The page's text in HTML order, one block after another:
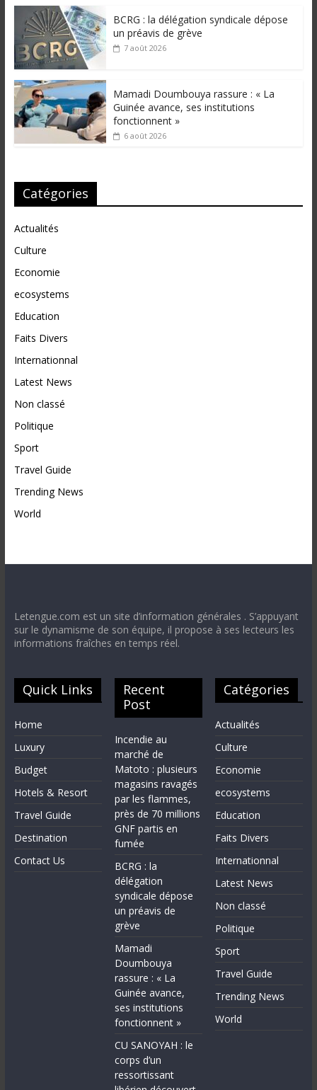
BCRG : la délégation syndicale dépose
un préavis de grève
7 août 2026
Mamadi Doumbouya rassure : « La
Guinée avance, ses institutions
fonctionnent »
6 août 2026
Catégories
Actualités
Culture
Economie
ecosystems
Education
Faits Divers
Internationnal
Latest News
Non classé
Politique
Sport
Travel Guide
Trending News
World
Letengue.com est un site d’information générales . S’appuyant
sur le dynamisme de son équipe, il propose à ses lecteurs les
informations fraîches en temps réel.
Quick Links
Home
Luxury
Budget
Hotels & Resort
Travel Guide
Destination
Contact Us
Recent
Post
Incendie au
marché de
Matoto : plusieurs
magasins ravagés
par les flammes,
près de 70 millions
GNF partis en
fumée
BCRG : la
délégation
syndicale dépose
un préavis de
grève
Mamadi
Doumbouya
rassure : « La
Guinée avance,
ses institutions
fonctionnent »
CU SANOYAH : le
corps d’un
ressortissant
Catégories
Actualités
Culture
Economie
ecosystems
Education
Faits Divers
Internationnal
Latest News
Non classé
Politique
Sport
Travel Guide
Trending News
World